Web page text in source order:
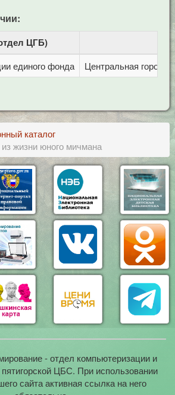
ЦГБ)
единого фонда Центральная
каталог
жизни юного мичмана
- отдел компьютеризации и
ЦБС. При использовании
сайта активная ссылка на него